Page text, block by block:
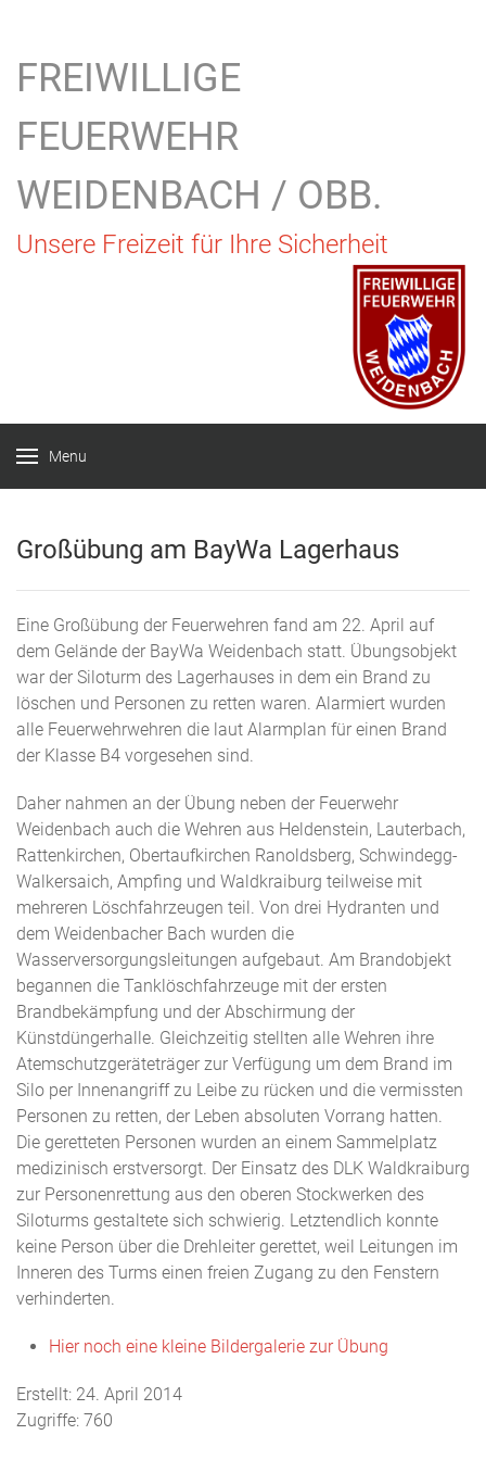
FREIWILLIGE
FEUERWEHR
WEIDENBACH / OBB.
Unsere Freizeit für Ihre Sicherheit
Menu
Großübung am BayWa Lagerhaus
Eine Großübung der Feuerwehren fand am 22. April auf
dem Gelände der BayWa Weidenbach statt. Übungsobjekt
war der Siloturm des Lagerhauses in dem ein Brand zu
löschen und Personen zu retten waren. Alarmiert wurden
alle Feuerwehrwehren die laut Alarmplan für einen Brand
der Klasse B4 vorgesehen sind.
Daher nahmen an der Übung neben der Feuerwehr
Weidenbach auch die Wehren aus Heldenstein, Lauterbach,
Rattenkirchen, Obertaufkirchen Ranoldsberg, Schwindegg-
Walkersaich, Ampfing und Waldkraiburg teilweise mit
mehreren Löschfahrzeugen teil. Von drei Hydranten und
dem Weidenbacher Bach wurden die
Wasserversorgungsleitungen aufgebaut. Am Brandobjekt
begannen die Tanklöschfahrzeuge mit der ersten
Brandbekämpfung und der Abschirmung der
Künstdüngerhalle. Gleichzeitig stellten alle Wehren ihre
Atemschutzgeräteträger zur Verfügung um dem Brand im
Silo per Innenangriff zu Leibe zu rücken und die vermissten
Personen zu retten, der Leben absoluten Vorrang hatten.
Die geretteten Personen wurden an einem Sammelplatz
medizinisch erstversorgt. Der Einsatz des DLK Waldkraiburg
zur Personenrettung aus den oberen Stockwerken des
Siloturms gestaltete sich schwierig. Letztendlich konnte
keine Person über die Drehleiter gerettet, weil Leitungen im
Inneren des Turms einen freien Zugang zu den Fenstern
verhinderten.
Hier noch eine kleine Bildergalerie zur Übung
Erstellt: 24. April 2014
Zugriffe: 760